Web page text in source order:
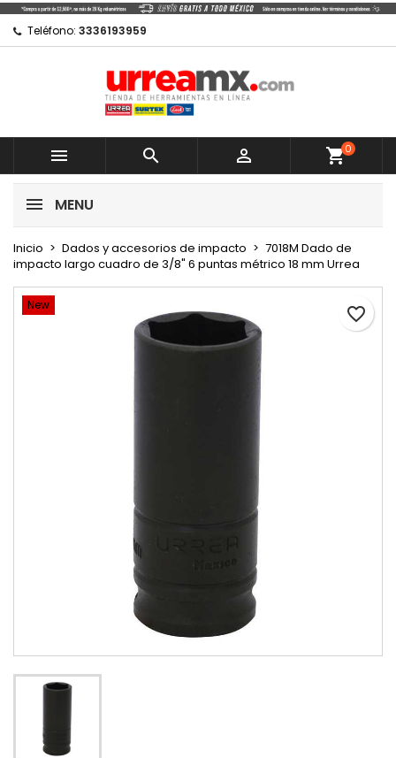
Teléfono: 3336193959
   shopping_cart0
MENU
Inicio Dados y accesorios de impacto
7018M Dado de
impacto largo cuadro de 3/8" 6 puntas métrico 18 mm Urrea
favorite_border
New
Mi lista de regalos
Crear nueva lista
Crear lista de deseos
Nombre de la lista de deseos
Cancelar
Iniciar sesión
Debe iniciar sesión para guardar productos en su
lista de deseos.
Cancelar
Iniciar sesión